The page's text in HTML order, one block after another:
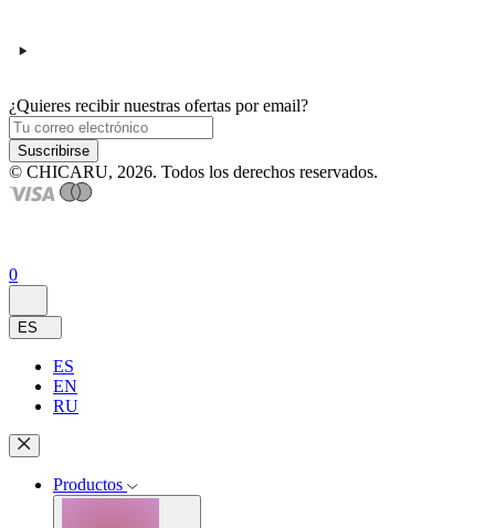
¿Quieres recibir nuestras ofertas por email?
Suscribirse
© CHICARU, 2026. Todos los derechos reservados.
0
ES
ES
EN
RU
Productos